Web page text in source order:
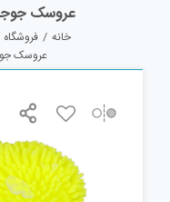
عروسک
خانه / فروشگاه
عروسک